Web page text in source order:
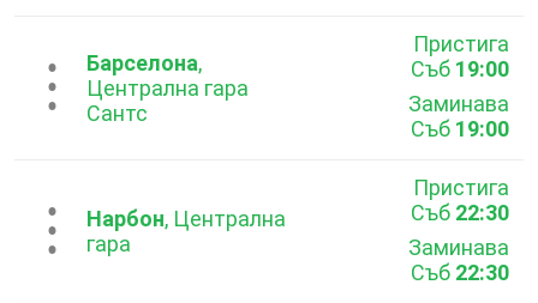
...Барселона,
Централна гара
Сантс
Пристига
Съб 19:00
Заминава
Съб 19:00
...Нарбон, Централна
гара
Пристига
Съб 22:30
Заминава
Съб 22:30